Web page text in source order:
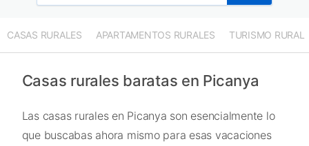
CASAS RURALES APARTAMENTOS RURALES TURISMO RURAL
Casas rurales baratas en Picanya
Las casas rurales en Picanya son esencialmente lo
que buscabas ahora mismo para esas vacaciones